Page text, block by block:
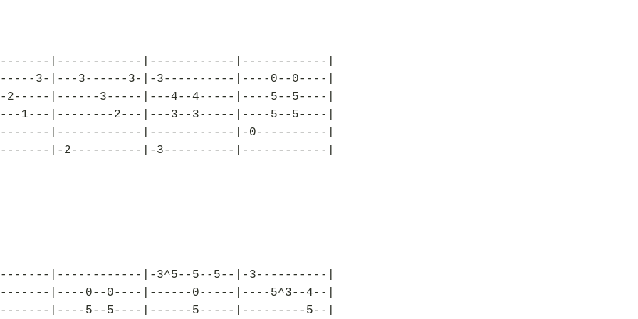
|------------|------------|------------|
3-|---3------3-|-3----------|----0--0----|
|------3-----|---4--4-----|----5--5----|
1---|--------2---|---3--3-----|----5--5----|
|------------|------------|-0----------|
|-2----------|-3----------|------------|
|------------|-3^5--5--5--|-3----------|
|----0--0----|------0-----|----5^3--4--|
|----5--5----|------5-----|---------5--|